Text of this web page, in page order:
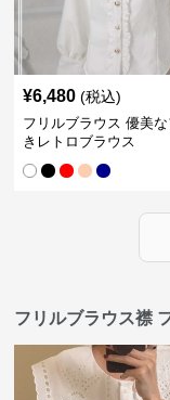
¥6,480 (税込)
フリルブラウス 優美
きレトロブラウス
フリルブラウス襟